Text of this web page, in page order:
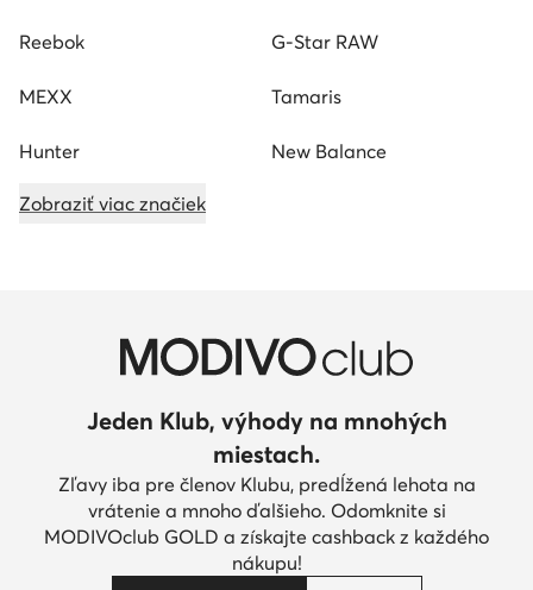
Reebok G-Star RAW
MEXX Tamaris
Hunter New Balance
Zobraziť viac značiek
Jeden Klub, výhody na mnohých
miestach.
Zľavy iba pre členov Klubu, predĺžená lehota na
vrátenie a mnoho ďalšieho. Odomknite si
MODIVOclub GOLD a získajte cashback z každého
nákupu!